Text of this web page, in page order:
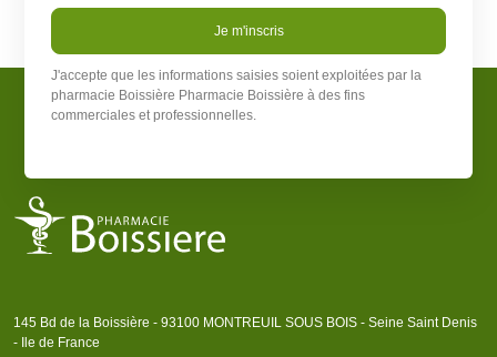
Je m'inscris
J'accepte que les informations saisies soient exploitées par la
pharmacie Boissière Pharmacie Boissière à des fins
commerciales et professionnelles.
145 Bd de la Boissière - 93100 MONTREUIL SOUS BOIS - Seine Saint Denis
- Ile de France